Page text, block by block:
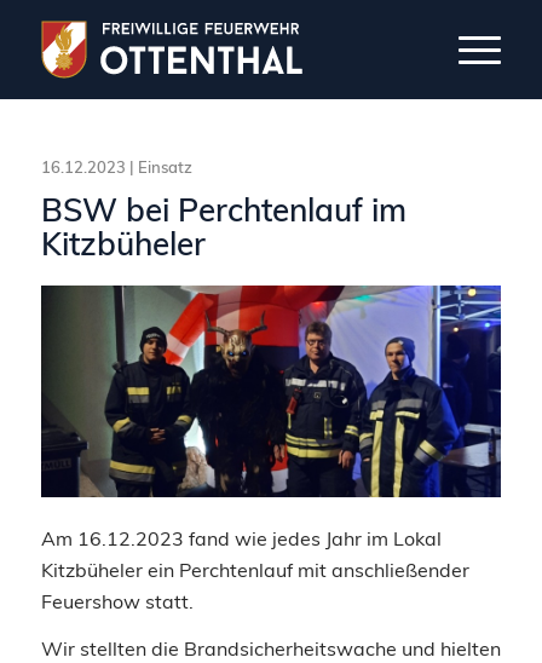
16.12.2023 | Einsatz
BSW bei Perchtenlauf im
Kitzbüheler
Am 16.12.2023 fand wie jedes Jahr im Lokal
Kitzbüheler ein Perchtenlauf mit anschließender
Feuershow statt.
Wir stellten die Brandsicherheitswache und hielten